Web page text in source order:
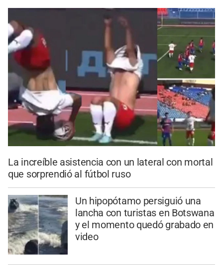
La increíble asistencia con un lateral con mortal
que sorprendió al fútbol ruso
Un hipopótamo persiguió una
lancha con turistas en Botswana
y el momento quedó grabado en
video